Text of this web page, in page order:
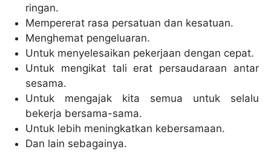
ringan.
Mempererat rasa persatuan dan kesatuan.
Menghemat pengeluaran.
Untuk menyelesaikan pekerjaan dengan cepat.
Untuk mengikat tali erat persaudaraan antar
sesama.
Untuk mengajak kita semua untuk selalu
bekerja bersama-sama.
Untuk lebih meningkatkan kebersamaan.
Dan lain sebagainya.